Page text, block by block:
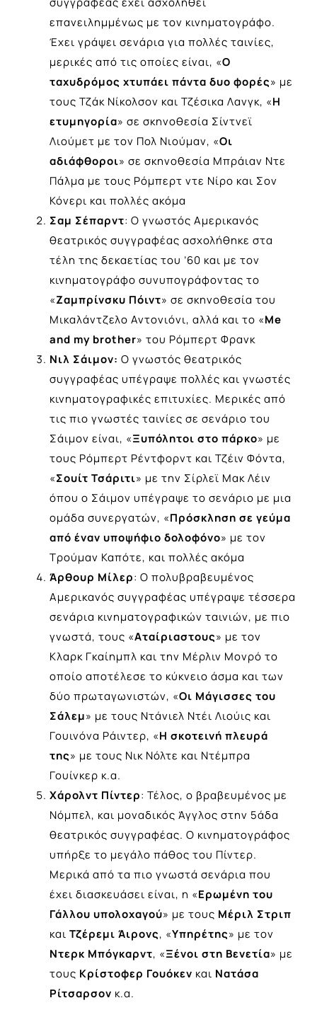
επανειλημμένως με τον κινηματογράφο.
Έχει γράψει σενάρια για πολλές ταινίες,
μερικές από τις οποίες είναι, «Ο
ταχυδρόμος χτυπάει πάντα δυο φορές» με
τους Τζάκ Νίκολσον και Τζέσικα Λανγκ, «Η
ετυμηγορία» σε σκηνοθεσία Σίντνεϊ
Λιούμετ με τον Πολ Νιούμαν, «Οι
αδιάφθοροι» σε σκηνοθεσία Μπράιαν Ντε
Πάλμα με τους Ρόμπερτ ντε Νίρο και Σον
Κόνερι και πολλές ακόμα
Σαμ Σέπαρντ: Ο γνωστός Αμερικανός
θεατρικός συγγραφέας ασχολήθηκε στα
τέλη της δεκαετίας του ’60 και με τον
κινηματογράφο συνυπογράφοντας το
«Ζαμπρίνσκυ Πόιντ» σε σκηνοθεσία του
Μικαλάντζελο Αντονιόνι, αλλά και το «Me
and my brother» του Ρόμπερτ Φρανκ
Νιλ Σάιμον: Ο γνωστός θεατρικός
συγγραφέας υπέγραψε πολλές και γνωστές
κινηματογραφικές επιτυχίες. Μερικές από
τις πιο γνωστές ταινίες σε σενάριο του
Σάιμον είναι, «Ξυπόλητοι στο πάρκο» με
τους Ρόμπερτ Ρέντφορντ και Τζέιν Φόντα,
«Σουίτ Τσάριτι» με την Σίρλεϊ Μακ Λέιν
όπου ο Σάιμον υπέγραψε το σενάριο με μια
ομάδα συνεργατών, «Πρόσκληση σε γεύμα
από έναν υποψήφιο δολοφόνο» με τον
Τρούμαν Καπότε, και πολλές ακόμα
Άρθουρ Μίλερ: Ο πολυβραβευμένος
Αμερικανός συγγραφέας υπέγραψε τέσσερα
σενάρια κινηματογραφικών ταινιών, με πιο
γνωστά, τους «Αταίριαστους» με τον
Κλαρκ Γκαίημπλ και την Μέρλιν Μονρό το
οποίο αποτέλεσε το κύκνειο άσμα και των
δύο πρωταγωνιστών, «Οι Μάγισσες του
Σάλεμ» με τους Ντάνιελ Ντέι Λιούις και
Γουινόνα Ράιντερ, «Η σκοτεινή πλευρά
της» με τους Νικ Νόλτε και Ντέμπρα
Γουίνκερ κ.α.
Χάρολντ Πίντερ: Τέλος, ο βραβευμένος με
Νόμπελ, και μοναδικός Άγγλος στην 5άδα
θεατρικός συγγραφέας. Ο κινηματογράφος
υπήρξε το μεγάλο πάθος του Πίντερ.
Μερικά από τα πιο γνωστά σενάρια που
έχει διασκευάσει είναι, η «Ερωμένη του
Γάλλου υπολοχαγού» με τους Μέριλ Στριπ
και Τζέρεμι Άιρονς, «Υπηρέτης» με τον
Ντερκ Μπόγκαρντ, «Ξένοι στη Βενετία» με
τους Κρίστοφερ Γουόκεν και Νατάσα
Ρίτσαρσον κ.α.